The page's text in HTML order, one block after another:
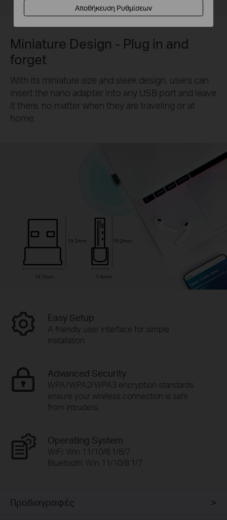
Mouse
Keyboard
Miniature Design - Plug in and
forget
With its miniature size and sleek design, users can
insert the nano adapter into any USB port and leave
it there, no matter when they are traveling or at
home.
19.2mm
15.7mm
19.2mm
7.4mm
Easy Setup
A friendly user interface for simple
installation.
Advanced Security
WPA/WPA2/WPA3 encryption standards
ensure your wireless connection is safe
from intruders.
Operating System
WiFi: Win 11/10/8.1/8/7
Bluetooth: Win 11/10/8.1/7
Προδιαγραφές
Αποθήκευση Ρυθμίσεων